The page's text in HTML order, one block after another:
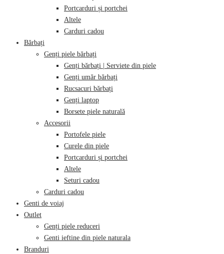
Portcarduri și portchei
Altele
Carduri cadou
Bărbați
Genți piele bărbați
Genți bărbați | Serviete din piele
Genți umăr bărbați
Rucsacuri bărbați
Genți laptop
Borsete piele naturală
Accesorii
Portofele piele
Curele din piele
Portcarduri și portchei
Altele
Seturi cadou
Carduri cadou
Genti de voiaj
Outlet
Genți piele reduceri
Genti ieftine din piele naturala
Branduri